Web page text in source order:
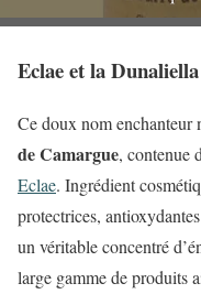
Eclae et la
Ce doux nom enchanteur
de Camargue, contenue
Eclae. Ingrédient
protectrices,
un véritable concentré
large gamme de produits